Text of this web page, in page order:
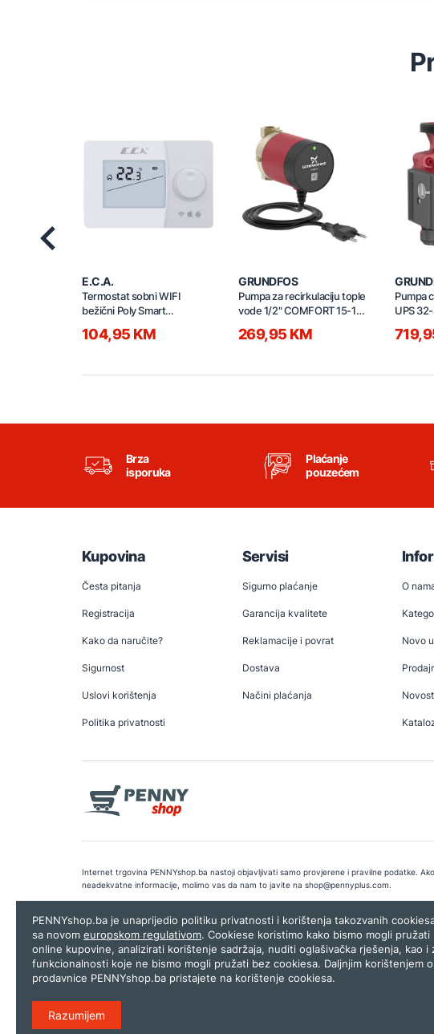
E.C.A.
Termostat sobni WIFI
bežični Poly Smart
7006903011 bijeli
104,95 KM
GRUNDFOS
Pumpa za recirkulaciju tople
vode 1/2" COMFORT 15-14
B 97916771
269,95 KM
Pumpa
UPS
Brza
isporuka
Plaćanje
pouzećem
Kupovina
Česta pitanja
Registracija
Kako da naručite?
Sigurnost
Uslovi korištenja
Politika privatnosti
Servisi
Sigurno plaćanje
Garancija kvalitete
Reklamacije i povrat
Dostava
Načini plaćanja
O
Novo
Internet trgovina PENNYshop.ba nastoji objavljivati samo provjerene i pravilne podatke.
neadekvatne informacije, molimo vas da nam to javite na shop@pennyplus.com.
Copyright © 2026.Penny plus d.o.o. Sarajevo.Dizajn i programiranje:Lampa.ba
PENNYshop.ba je unaprijedio politiku privatnosti i korištenja takozvanih
sa novom europskom regulativom. Cookiese koristimo kako bismo mogli pružati
online kupovine, analizirati korištenje sadržaja, nuditi oglašivačka rješenja, kao i
funkcionalnosti koje ne bismo mogli pružati bez cookiesa. Daljnjim korištenjem
prodavnice PENNYshop.ba pristajete na korištenje cookiesa.
Razumijem